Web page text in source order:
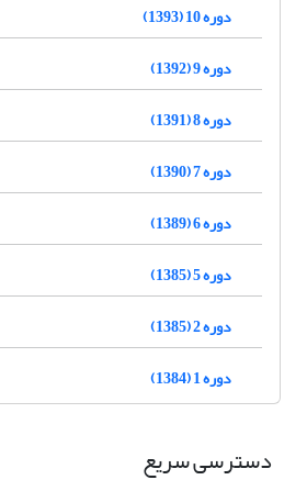
دوره 10 (1393)
دوره 9 (1392)
دوره 8 (1391)
دوره 7 (1390)
دوره 6 (1389)
دوره 5 (1385)
دوره 2 (1385)
دوره 1 (1384)
دسترسی سریع